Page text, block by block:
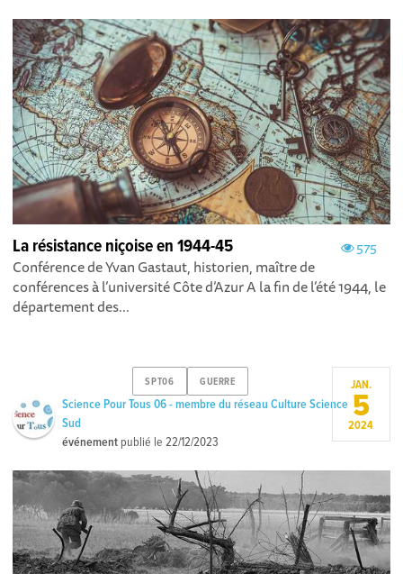
575
La résistance niçoise en 1944-45
Conférence de Yvan Gastaut, historien, maître de
conférences à l’université Côte d’Azur A la fin de l’été 1944, le
département des...
SPT06 GUERRE
Science Pour Tous 06 - membre du réseau Culture Science
Sud
événement publié le22/12/2023
JAN.
5
2024